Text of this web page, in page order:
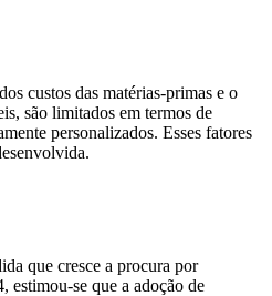
custos das matérias-primas e o
são limitados em termos de
personalizados. Esses fatores
que cresce a procura por
estimou-se que a adoção de